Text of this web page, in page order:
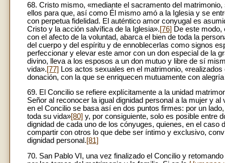
68. Cristo mismo, «mediante el sacramento del
ellos para que, así como Él mismo amó a la Iglesia y se
con perpetua fidelidad. El auténtico amor conyugal es
Cristo y la acción salvífica de la Iglesia».[76] De este modo,
con el afecto de la voluntad, abarca el bien de toda la
del cuerpo y del espíritu y de ennoblecerlas como signos
perfeccionar y elevar este amor con un don especial de la
divino, lleva a los esposos a un don mutuo y libre de sí
vida».[77] Los actos sexuales en el matrimonio,
donación, con la que se enriquecen mutuamente con
69. El Concilio se refiere explícitamente a la unidad
Señor al reconocer la igual dignidad personal a la mujer y
en el Concilio se basa así en dos puntos firmes: por un
toda su vida»[80] y, por consiguiente, solo es posible entre
dignidad de cada uno de los cónyuges, quienes, en el caso
compartir con otros lo que debe ser íntimo y exclusivo,
dignidad personal.[81]
70. San Pablo VI, una vez finalizado el Concilio y